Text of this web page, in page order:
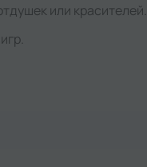
или красителей.